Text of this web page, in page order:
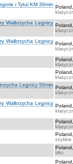
i Tytul KM 30min
Wałbrzycha Legnicy
Wałbrzycha Legnicy
Legnicy 50min
Wałbrzycha Legnicy
szybkie
blitz